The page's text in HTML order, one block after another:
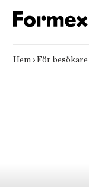
Hem ›För besökare